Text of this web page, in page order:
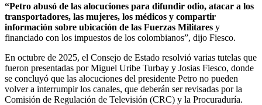
“Petro abusó de las alocuciones para difundir odio, atacar a los
transportadores, las mujeres, los médicos y compartir
información sobre ubicación de las Fuerzas Militares y
financiado con los impuestos de los colombianos”, dijo Fiesco.
En octubre de 2025, el Consejo de Estado resolvió varias tutelas que
fueron presentadas por Miguel Uribe Turbay y Josias Fiesco, donde
se concluyó que las alocuciones del presidente Petro no pueden
volver a interrumpir los canales, que deberán ser revisadas por la
Comisión de Regulación de Televisión (CRC) y la Procuraduría.